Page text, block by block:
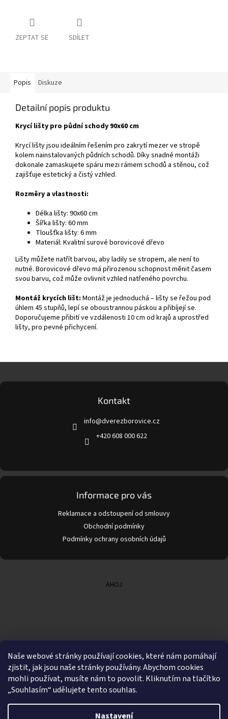
Naše webové stránky používají cookies, které nám pomáhají
zjistit, jak jsou naše stránky používány. Abychom cookies
mohli používat, musíte nám to povolit. Kliknutím na tlačítko
„Souhlasím“ udělujete tento souhlas.
Nastavení
ZEPTAT SE SDÍLET
Popis Diskuze
Detailní popis produktu
Krycí lišty pro půdní schody 90x60 cm
Krycí lišty jsou ideálním řešením pro zakrytí mezer ve stropě
kolem nainstalovaných půdních schodů. Díky snadné montáži
dokonale zamaskujete spáru mezi rámem schodů a stěnou, což
zajišťuje estetický a čistý vzhled.
Rozměry a vlastnosti:
Délka lišty: 90x60 cm
Šířka lišty: 60 mm
Tloušťka lišty: 6 mm
Materiál: Kvalitní surové borovicové dřevo
Lišty můžete natřít barvou, aby ladily se stropem, ale není to
nutné. Borovicové dřevo má přirozenou schopnost měnit časem
svou barvu, což může ovlivnit vzhled natřeného povrchu.
Montáž krycích lišt: Montáž je jednoduchá – lišty se řežou pod
úhlem 45 stupňů, lepí se oboustrannou páskou a přibíjejí se.
Doporučujeme přibití ve vzdálenosti 10 cm od krajů a uprostřed
lišty, pro pevné přichycení.
Kontakt
info@dverezborovice.cz
+420 608 000 622
Informace pro vás
Reklamace a odstoupení od smlouvy
Obchodní podmínky
Podmínky ochrany osobních údajů
AHOJ